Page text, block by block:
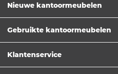
Nieuwe kantoormeubelen
Gebruikte kantoormeubelen
Klantenservice